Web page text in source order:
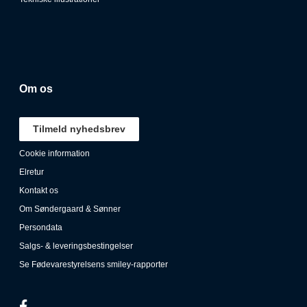
Vægt: 70 g
Om os
Tilmeld nyhedsbrev
Cookie information
Elretur
Kontakt os
Om Søndergaard & Sønner
Persondata
Salgs- & leveringsbestingelser
Se Fødevarestyrelsens smiley-rapporter